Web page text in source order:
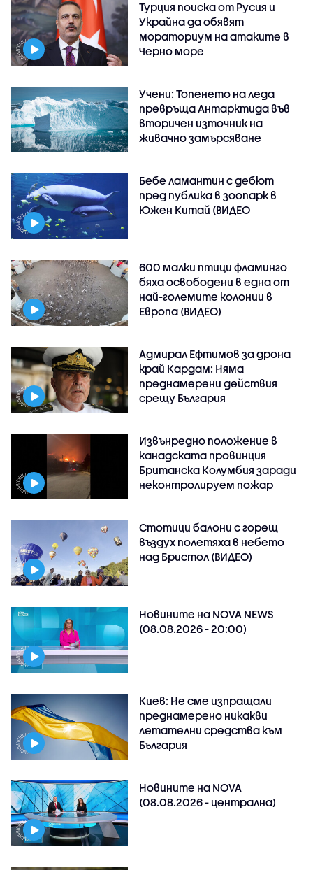
Турция поиска от Русия и
Украйна да обявят
мораториум на атаките в
Черно море
Учени: Топенето на леда
превръща Антарктида във
вторичен източник на
живачно замърсяване
Бебе ламантин с дебют
пред публика в зоопарк в
Южен Китай (ВИДЕО
600 малки птици фламинго
бяха освободени в една от
най-големите колонии в
Европа (ВИДЕО)
Адмирал Ефтимов за дрона
край Кардам: Няма
преднамерени действия
срещу България
Извънредно положение в
канадската провинция
Британска Колумбия заради
неконтролируем пожар
Стотици балони с горещ
въздух полетяха в небето
над Бристол (ВИДЕО)
Новините на NOVA NEWS
(08.08.2026 - 20:00)
Киев: Не сме изпращали
преднамерено никакви
летателни средства към
България
Новините на NOVA
(08.08.2026 - централна)